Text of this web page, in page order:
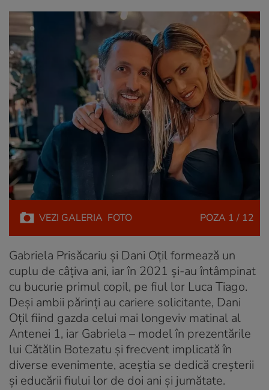
VEZI GALERIA FOTO POZA 1 / 12
Gabriela Prisăcariu și Dani Oțil formează un
cuplu de câțiva ani, iar în 2021 și-au întâmpinat
cu bucurie primul copil, pe fiul lor Luca Tiago.
Deși ambii părinți au cariere solicitante, Dani
Oțil fiind gazda celui mai longeviv matinal al
Antenei 1, iar Gabriela – model în prezentările
lui Cătălin Botezatu și frecvent implicată în
diverse evenimente, aceștia se dedică creșterii
și educării fiului lor de doi ani și jumătate.